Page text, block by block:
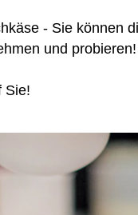
- Sie können
und probieren!
Sie!